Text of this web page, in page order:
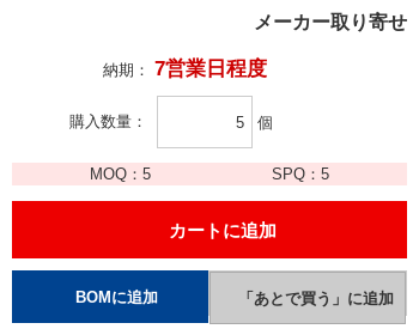
メーカー取り寄せ
納期： 7営業日程度
購入数量 個
MOQ：5 SPQ： 5